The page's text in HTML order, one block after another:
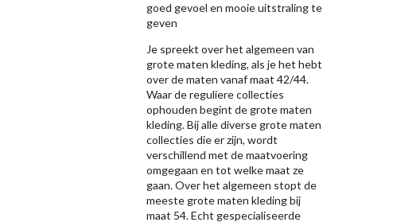
goed gevoel en mooie uitstraling te
geven
Je spreekt over het algemeen van
grote maten kleding, als je het hebt
over de maten vanaf maat 42/44.
Waar de reguliere collecties
ophouden begint de grote maten
kleding. Bij alle diverse grote maten
collecties die er zijn, wordt
verschillend met de maatvoering
omgegaan en tot welke maat ze
gaan. Over het algemeen stopt de
meeste grote maten kleding bij
maat 54. Echt gespecialiseerde